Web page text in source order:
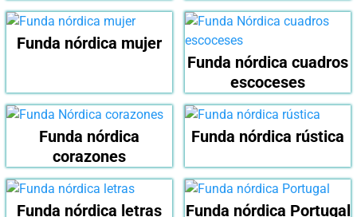
Funda nórdica mujer
Funda nórdica cuadros
escoceses
Funda nórdica
corazones
Funda nórdica rústica
Funda nórdica letras Funda nórdica Portugal